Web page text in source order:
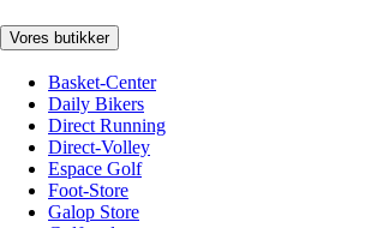
Vores butikker
Basket-Center
Daily Bikers
Direct Running
Direct-Volley
Espace Golf
Foot-Store
Galop Store